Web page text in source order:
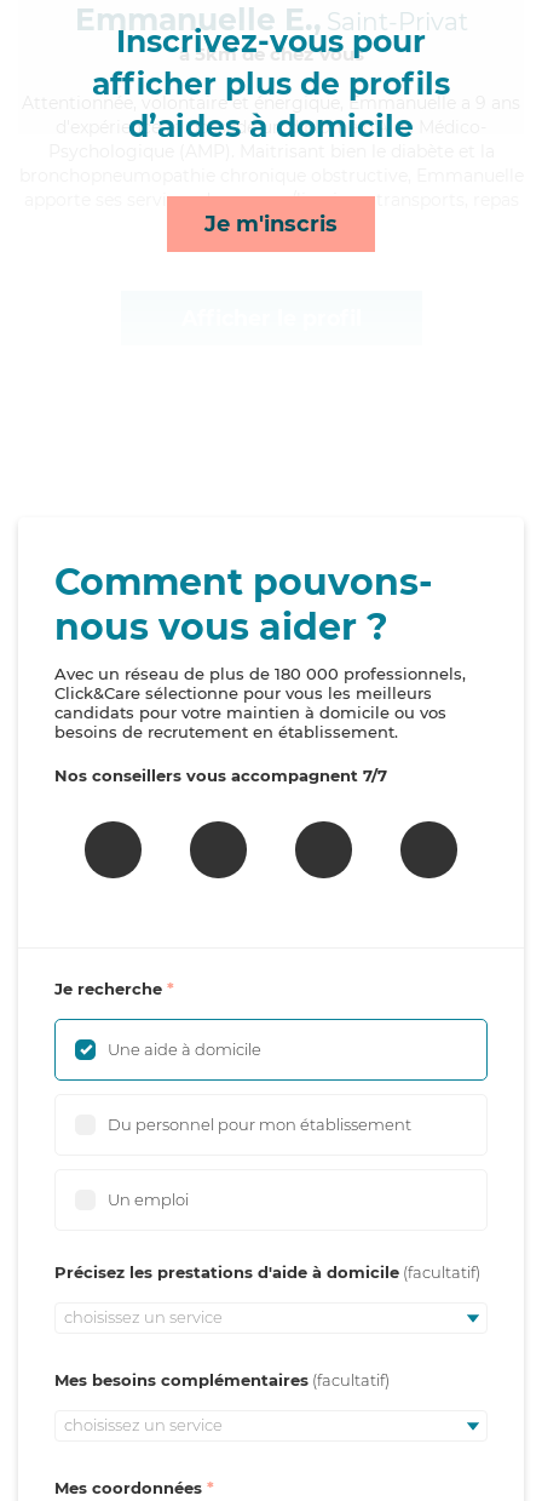
Inscrivez-vous pour
afficher plus de profils
d’aides à domicile
Je m'inscris
Emmanuelle E., Saint-Privat
à 5km de chez Vous
, volontaire et énergique, Emmanuelle a 9 ans
d'expérience et possède un diplôme d'Aide Médico-
apporte ses services de courses/livraison, transports, repas
et toilette/habillage*
Comment pouvons-
nous vous aider ?
Avec un réseau de plus de 180 000 professionnels,
Click&Care sélectionne pour vous les meilleurs
candidats pour votre maintien à domicile ou vos
besoins de recrutement en établissement.
Nos conseillers vous accompagnent 7/7
Je recherche
Une aide à domicile
Du personnel pour mon établissement
Un emploi
Précisez les prestations d'aide à domicile
choisissez un service
Mes besoins complémentaires
choisissez un service
Mes coordonnées